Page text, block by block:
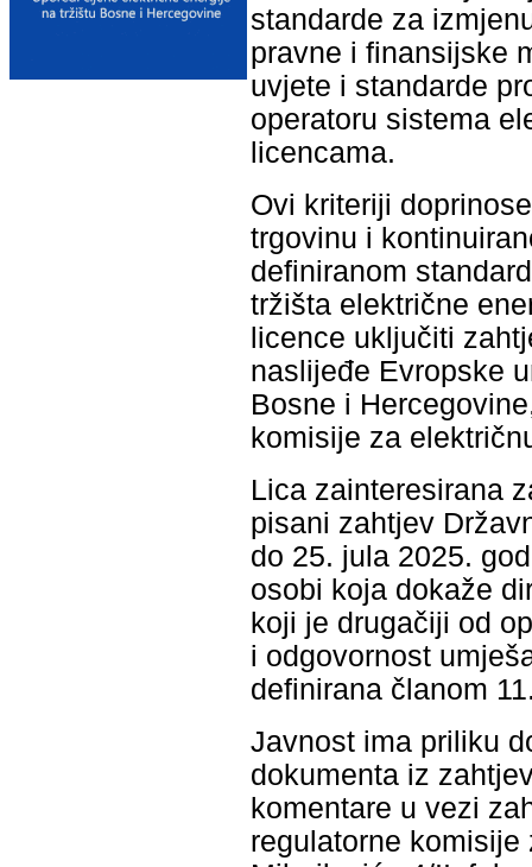
standarde za
pravne i finansijske
uvjete i standarde
operatoru sistema
licencama.
Ovi kriteriji
trgovinu i
definiranom
tržišta električne
licence uključiti
naslijeđe Evropske
Bosne i
komisije za
Lica zainteresirana
pisani zahtjev
do 25. jula 2025.
osobi koja dokaže
koji je drugačiji od
i odgovornost
definirana članom
Javnost ima priliku
dokumenta iz
komentare u vezi
regulatorne